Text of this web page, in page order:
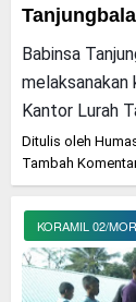
Babinsa
Kantor Lurah
Ditulis oleh
Tambah
KORAMIL 02/